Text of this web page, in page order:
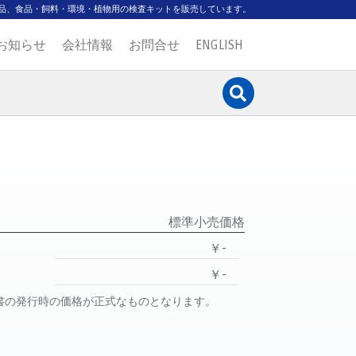
食品・飼料・環境・植物用の検査キットを販売しています。
知らせ 会社情報 お問合せ ENGLISH
標準小売価格
￥-
￥-
発行時の価格が正式なものとなります。